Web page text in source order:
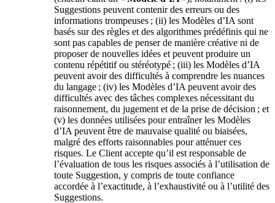
Suggestions peuvent contenir des erreurs ou des
informations trompeuses ; (ii) les Modèles d’IA sont
basés sur des règles et des algorithmes prédéfinis qui ne
sont pas capables de penser de manière créative ni de
proposer de nouvelles idées et peuvent produire un
contenu répétitif ou stéréotypé ; (iii) les Modèles d’IA
peuvent avoir des difficultés à comprendre les nuances
du langage ; (iv) les Modèles d’IA peuvent avoir des
difficultés avec des tâches complexes nécessitant du
raisonnement, du jugement et de la prise de décision ; et
(v) les données utilisées pour entraîner les Modèles
d’IA peuvent être de mauvaise qualité ou biaisées,
malgré des efforts raisonnables pour atténuer ces
risques. Le Client accepte qu’il est responsable de
l’évaluation de tous les risques associés à l’utilisation de
toute Suggestion, y compris de toute confiance
accordée à l’exactitude, à l’exhaustivité ou à l’utilité des
Suggestions.